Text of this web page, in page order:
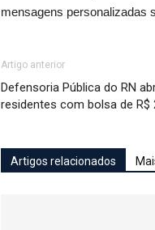
mensagens personalizadas
Artigo anterior
Defensoria Pública do RN
residentes com bolsa de R$
Artigos relacionados